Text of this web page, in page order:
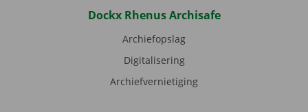
Dockx Rhenus Archisafe
Archiefopslag
Digitalisering
Archiefvernietiging